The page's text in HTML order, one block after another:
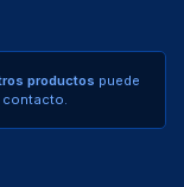
productos puede